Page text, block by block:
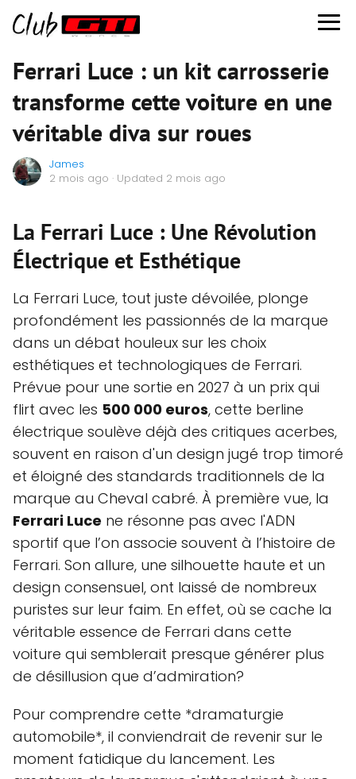
Ferrari Luce : un kit carrosserie
transforme cette voiture en une
véritable diva sur roues
James
2 mois ago · Updated 2 mois ago
La Ferrari Luce : Une Révolution
Électrique et Esthétique
La Ferrari Luce, tout juste dévoilée, plonge
profondément les passionnés de la marque
dans un débat houleux sur les choix
esthétiques et technologiques de Ferrari.
Prévue pour une sortie en 2027 à un prix qui
flirt avec les 500 000 euros, cette berline
électrique soulève déjà des critiques acerbes,
souvent en raison d'un design jugé trop timoré
et éloigné des standards traditionnels de la
marque au Cheval cabré. À première vue, la
Ferrari Luce ne résonne pas avec l'ADN
sportif que l’on associe souvent à l’histoire de
Ferrari. Son allure, une silhouette haute et un
design consensuel, ont laissé de nombreux
puristes sur leur faim. En effet, où se cache la
véritable essence de Ferrari dans cette
voiture qui semblerait presque générer plus
de désillusion que d’admiration?
Pour comprendre cette *dramaturgie
automobile*, il conviendrait de revenir sur le
moment fatidique du lancement. Les